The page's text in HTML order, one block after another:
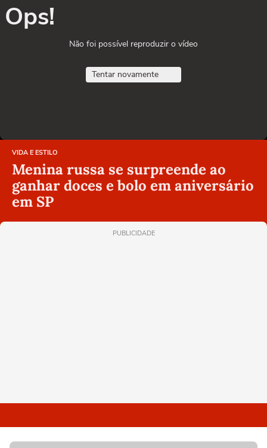
Ops!
Não foi possível reproduzir o vídeo
Tentar novamente
VIDA E ESTILO
Menina russa se surpreende ao
ganhar doces e bolo em aniversário
em SP
PUBLICIDADE